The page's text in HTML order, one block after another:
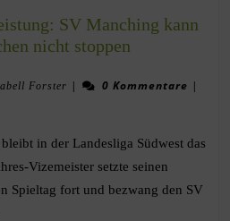
SV Manching kann
nicht stoppen
Forster | 0 Kommentare |
in der Landesliga Südwest das
Vizemeister setzte seinen
Spieltag fort und bezwang den SV